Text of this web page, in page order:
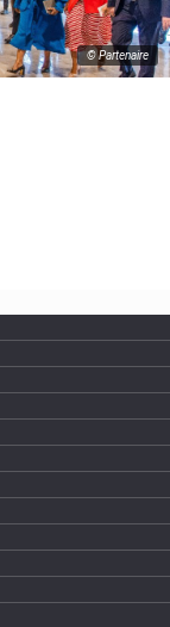
© Partenaire